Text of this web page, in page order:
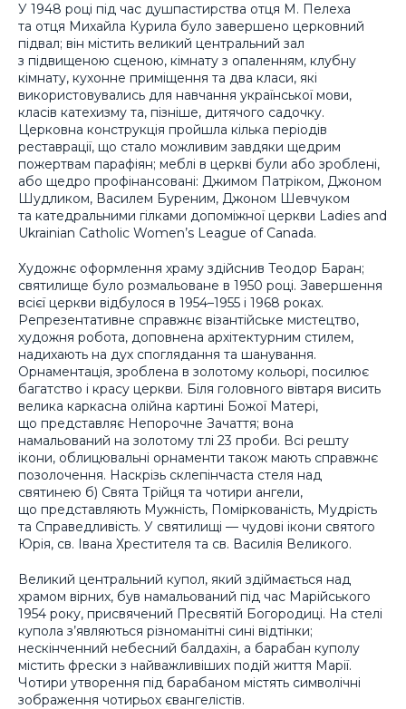
У 1948 році під час душпастирства отця М. Пелеха
та отця Михайла Курила було завершено церковний
підвал; він містить великий центральний зал
з підвищеною сценою, кімнату з опаленням, клубну
кімнату, кухонне приміщення та два класи, які
використовувались для навчання української мови,
класів катехизму та, пізніше, дитячого садочку.
Церковна конструкція пройшла кілька періодів
реставрації, що стало можливим завдяки щедрим
пожертвам парафіян; меблі в церкві були або зроблені,
або щедро профінансовані: Джимом Патріком, Джоном
Шудликом, Василем Буреним, Джоном Шевчуком
та катедральними гілками допоміжної церкви Ladies and
Ukrainian Catholic Women’s League of Canada.
Художнє оформлення храму здійснив Теодор Баран;
святилище було розмальоване в 1950 році. Завершення
всієї церкви відбулося в 1954–1955 і 1968 роках.
Репрезентативне справжнє візантійське мистецтво,
художня робота, доповнена архітектурним стилем,
надихають на дух споглядання та шанування.
Орнаментація, зроблена в золотому кольорі, посилює
багатство і красу церкви. Біля головного вівтаря висить
велика каркасна олійна картині Божої Матері,
що представляє Непорочне Зачаття; вона
намальований на золотому тлі 23 проби. Всі решту
ікони, облицювальні орнаменти також мають справжнє
позолочення. Наскрізь склепінчаста стеля над
святинею б) Свята Трійця та чотири ангели,
що представляють Мужність, Поміркованість, Мудрість
та Справедливість. У святилищі — чудові ікони святого
Юрія, св. Івана Хрестителя та св. Василія Великого.
Великий центральний купол, який здіймається над
храмом вірних, був намальований під час Марійського
1954 року, присвячений Пресвятій Богородиці. На стелі
купола з’являються різноманітні сині відтінки;
нескінченний небесний балдахін, а барабан куполу
містить фрески з найважливіших подій життя Марії.
Чотири утворення під барабаном містять символічні
зображення чотирьох євангелістів.